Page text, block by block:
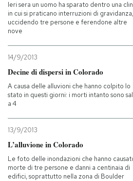
AREA PERSONALE
Ieri sera un uomo ha sparato dentro una
in cui si praticano interruzioni di gravidanza,
uccidendo tre persone e ferendone altre
nove
14/9/2013
Decine di dispersi in Colorado
A causa delle alluvioni che hanno colpito lo
stato in questi giorni: i morti intanto sono
a 4
13/9/2013
L’alluvione in Colorado
Le foto delle inondazioni che hanno
morte di tre persone e danni a centinaia di
edifici, soprattutto nella zona di Boulder